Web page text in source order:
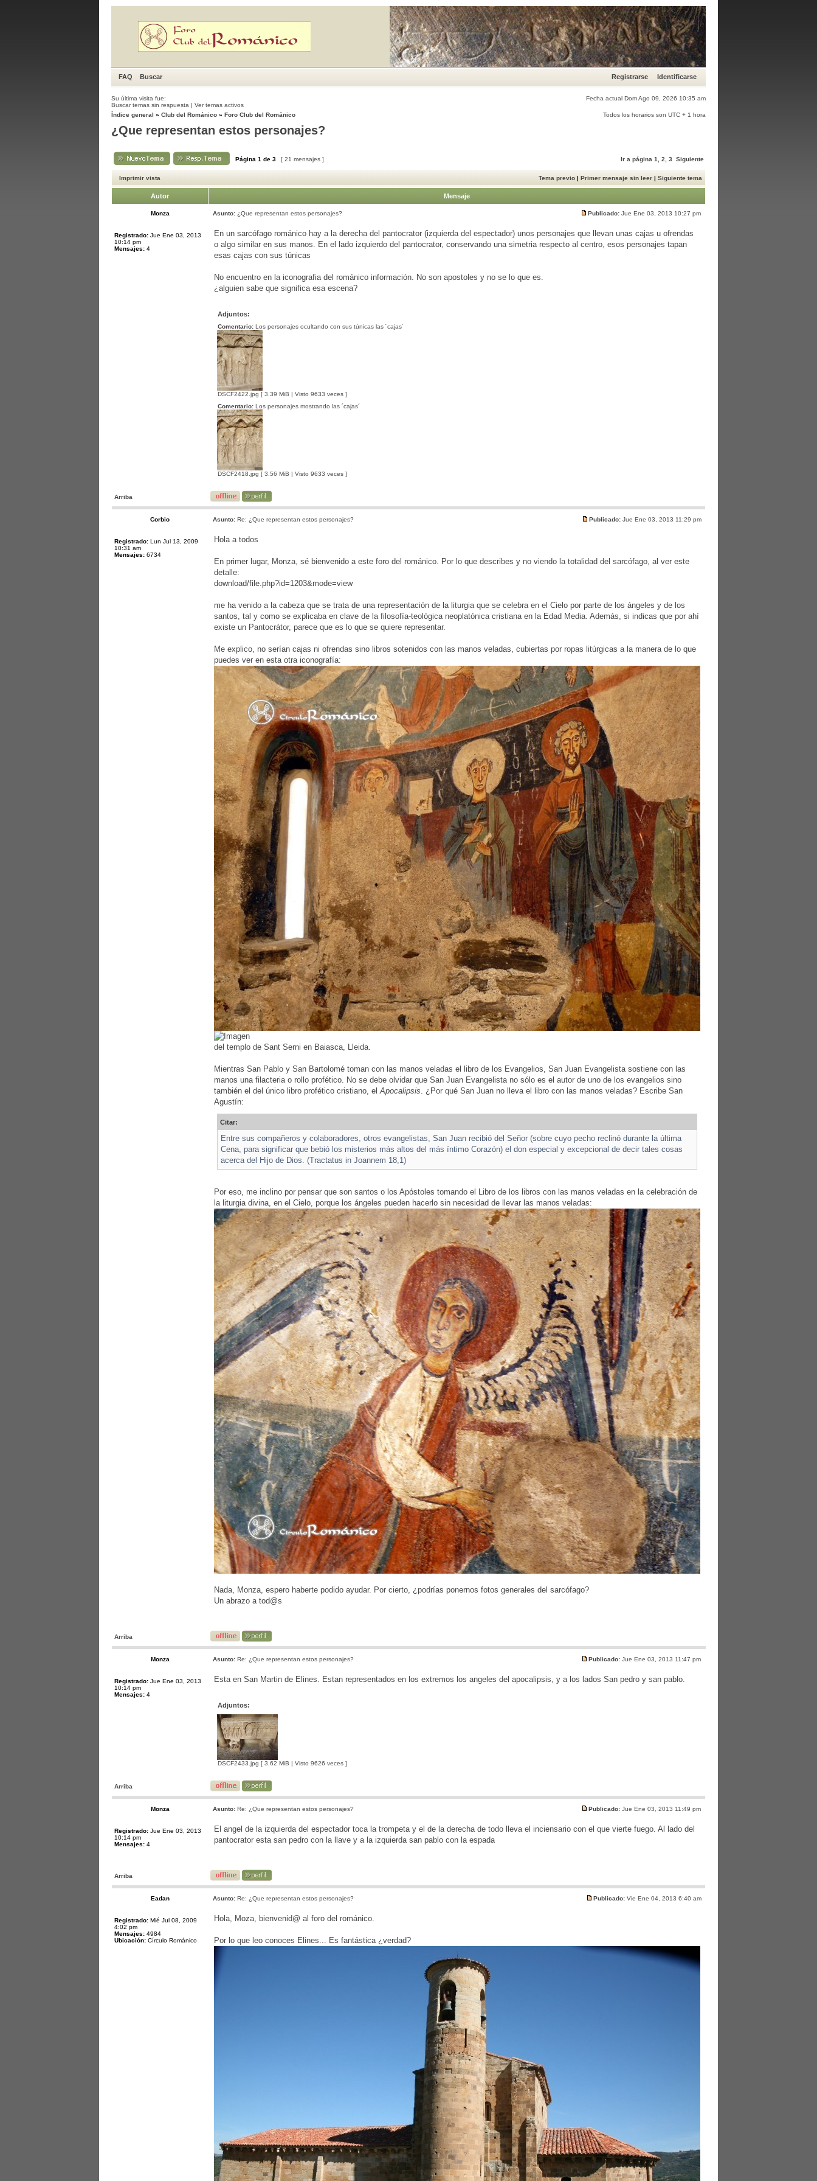
FAQ Buscar Registrarse Identificarse
Su última visita fue:
Fecha actual Dom Ago 09, 2026 10:35 am
Buscar temas sin respuesta | Ver temas activos
Índice general » Club del Románico » Foro Club del Románico Todos los horarios son UTC + 1 hora
¿Que representan estos personajes?
Página 1 de 3 [ 21 mensajes ] Ir a página 1 2 3 Siguiente
Imprimir vista Tema previo | Primer mensaje sin leer | Siguiente tema
Autor Mensaje
Monza Asunto: ¿Que representan estos personajes? Publicado: Jue Ene 03, 2013 10:27 pm
Registrado: Jue Ene 03, 2013
10:14 pm
Mensajes: 4
En un sarcófago románico hay a la derecha del pantocrator (izquierda del espectador) unos personajes que llevan unas cajas u ofrendas
o algo similar en sus manos. En el lado izquierdo del pantocrator, conservando una simetria respecto al centro, esos personajes tapan
esas cajas con sus túnicas
No encuentro en la iconografia del románico información. No son apostoles y no se lo que es.
¿alguien sabe que significa esa escena?
Adjuntos:
Comentario: Los personajes ocultando con sus túnicas las ¨cajas´
DSCF2422.jpg [ 3.39 MiB | Visto 9633 veces ]
Comentario: Los personajes mostrando las ´cajas´
DSCF2418.jpg [ 3.56 MiB | Visto 9633 veces ]
Arriba
Corbio Asunto: Re: ¿Que representan estos personajes? Publicado: Jue Ene 03, 2013 11:29 pm
Registrado: Lun Jul 13, 2009
10:31 am
Mensajes: 6734
Hola a todos
En primer lugar, Monza, sé bienvenido a este foro del románico. Por lo que describes y no viendo la totalidad del sarcófago, al ver este
detalle:
download/file.php?id=1203&mode=view
me ha venido a la cabeza que se trata de una representación de la liturgia que se celebra en el Cielo por parte de los ángeles y de los
santos, tal y como se explicaba en clave de la filosofía-teológica neoplatónica cristiana en la Edad Media. Además, si indicas que por ahí
existe un Pantocrátor, parece que es lo que se quiere representar.
Me explico, no serían cajas ni ofrendas sino libros sotenidos con las manos veladas, cubiertas por ropas litúrgicas a la manera de lo que
puedes ver en esta otra iconografía:
del templo de Sant Serni en Baiasca, Lleida.
Mientras San Pablo y San Bartolomé toman con las manos veladas el libro de los Evangelios, San Juan Evangelista sostiene con las
manos una filacteria o rollo profético. No se debe olvidar que San Juan Evangelista no sólo es el autor de uno de los evangelios sino
también el del único libro profético cristiano, elApocalipsis. ¿Por qué San Juan no lleva el libro con las manos veladas? Escribe San
Agustín:
Citar:
Entre sus compañeros y colaboradores, otros evangelistas, San Juan recibió del Señor (sobre cuyo pecho reclinó durante la última
Cena, para significar que bebió los misterios más altos del más íntimo Corazón) el don especial y excepcional de decir ta­les cosas
acerca del Hijo de Dios. (Tractatus in Joannem 18,1)
Por eso, me inclino por pensar que son santos o los Apóstoles tomando el Libro de los libros con las manos veladas en la celebración de
la liturgia divina, en el Cielo, porque los ángeles pueden hacerlo sin necesidad de llevar las manos veladas:
Nada, Monza, espero haberte podido ayudar. Por cierto, ¿podrías ponernos fotos generales del sarcófago?
Un abrazo a tod@s
Arriba
Monza Asunto: Re: ¿Que representan estos personajes? Publicado: Jue Ene 03, 2013 11:47 pm
Registrado: Jue Ene 03, 2013
10:14 pm
Mensajes: 4
Esta en San Martin de Elines. Estan representados en los extremos los angeles del apocalipsis, y a los lados San pedro y san pablo.
Adjuntos:
DSCF2433.jpg [ 3.62 MiB | Visto 9626 veces ]
Arriba
Monza Asunto: Re: ¿Que representan estos personajes? Publicado: Jue Ene 03, 2013 11:49 pm
Registrado: Jue Ene 03, 2013
10:14 pm
Mensajes: 4
El angel de la izquierda del espectador toca la trompeta y el de la derecha de todo lleva el inciensario con el que vierte fuego. Al lado del
pantocrator esta san pedro con la llave y a la izquierda san pablo con la espada
Arriba
Eadan Asunto: Re: ¿Que representan estos personajes? Publicado: Vie Ene 04, 2013 6:40 am
Registrado: Mié Jul 08, 2009
4:02 pm
Mensajes: 4984
Ubicación: Círculo Románico
Hola, Moza, bienvenid@ al foro del románico.
Por lo que leo conoces Elines... Es fantástica ¿verdad?